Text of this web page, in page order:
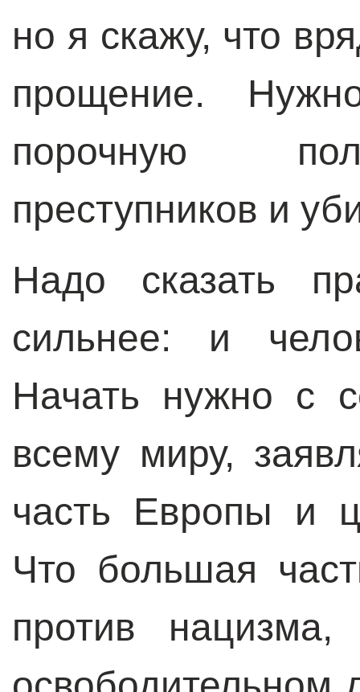
но я скажу, что
прощение.
порочную
преступников и
Надо сказать
сильнее: и
Начать нужно с
всему миру,
часть Европы и
Что большая
против